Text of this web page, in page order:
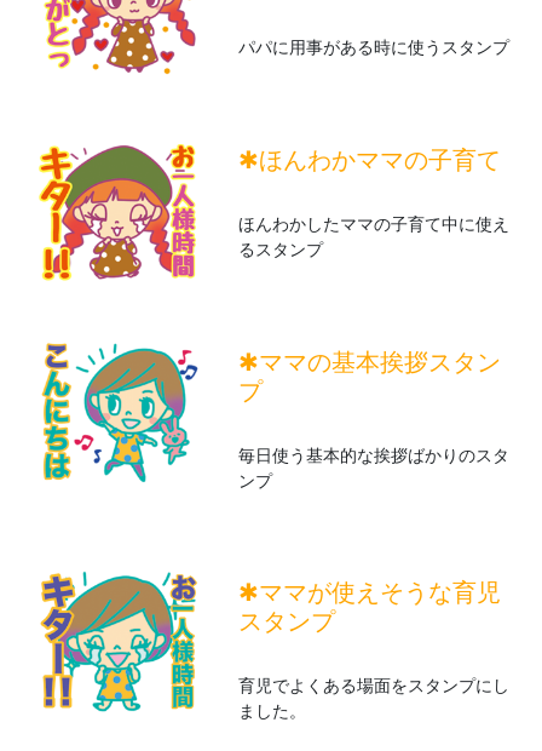
パパに用事がある時に使うスタンプ
✱ほんわかママの子育て
ほんわかしたママの子育て中に使え
るスタンプ
✱ママの基本挨拶スタン
プ
毎日使う基本的な挨拶ばかりのスタ
ンプ
✱ママが使えそうな育児
スタンプ
育児でよくある場面をスタンプにし
ました。